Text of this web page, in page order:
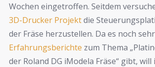
Wochen eingetroffen. Seitdem
3D-Drucker Projektdie
der Fräse herzustellen. Da es noch
Erfahrungsberichte zum Thema
der Roland DG iModela Fräse“ gibt,